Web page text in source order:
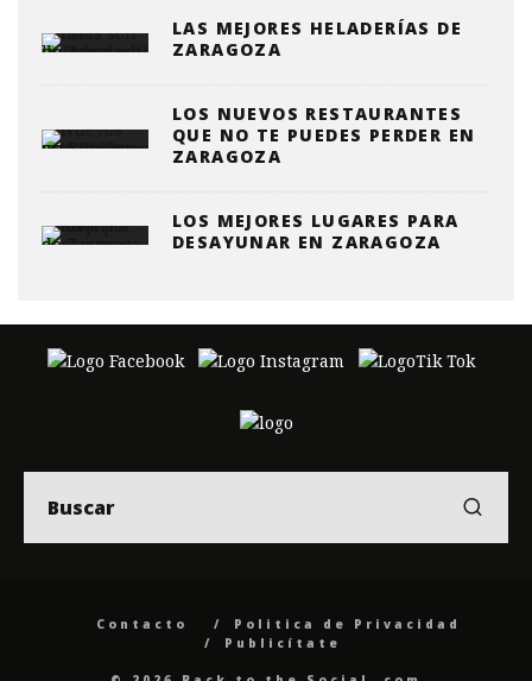
LAS MEJORES HELADERÍAS DE
ZARAGOZA
LOS NUEVOS RESTAURANTES
QUE NO TE PUEDES PERDER EN
ZARAGOZA
LOS MEJORES LUGARES PARA
DESAYUNAR EN ZARAGOZA
Contacto
Politica de Privacidad
Publicítate